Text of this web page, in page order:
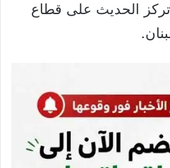
الحديث على قطاع